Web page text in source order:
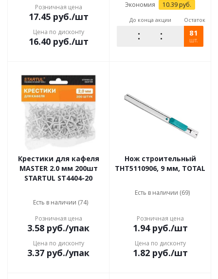
Розничная цена
17.45руб./шт
Цена по дисконту
16.40руб./шт
Экономия 10.39 руб.
До конца акции Остаток
81
шт.
Крестики для кафеля
MASTER 2.0 мм 200шт
STARTUL ST4404-20
Есть в наличии (74)
Розничная цена
3.58 руб./упак
Цена по дисконту
3.37 руб./упак
Нож строительный
THT5110906, 9 мм, TOTAL
Есть в наличии (69)
Розничная цена
1.94руб./шт
Цена по дисконту
1.82руб./шт